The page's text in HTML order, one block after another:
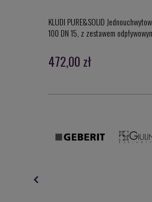
KLUDI PURE&SOLID
100 DN 15, z zestawem
472,00 zł